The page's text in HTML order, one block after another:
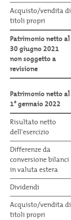
Acquisto/vendita di
titoli propri
Patrimonio netto al
30 giugno 2021
non soggetto a
revisione
Patrimonio netto al
1° gennaio 2022
Risultato netto
dell'esercizio
Differenze da
conversione bilanci
in valuta estera
Dividendi
Acquisto/vendita di
titoli propri
Acquisto/vendita di
titoli propri
Patrimonio netto al
30 giugno 2021
non soggetto a
revisione
Patrimonio netto al
1° gennaio 2022
Risultato netto
dell'esercizio
Differenze da
conversione bilanci
in valuta estera
Dividendi
Acquisto/vendita di
titoli propri